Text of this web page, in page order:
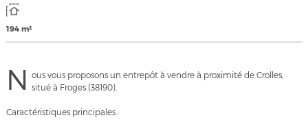
194 m²
N ous vous proposons un entrepôt à vendre à proximité de Crolles,
situé à Froges (38190).
Caractéristiques principales :